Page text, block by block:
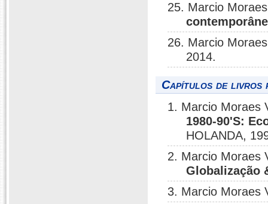
25. Marcio
26. Marcio
2014.
Capítulos de livros
1. Marcio Moraes
1980-90'S:
HOLANDA,
2. Marcio Moraes
Globalização
3. Marcio Moraes